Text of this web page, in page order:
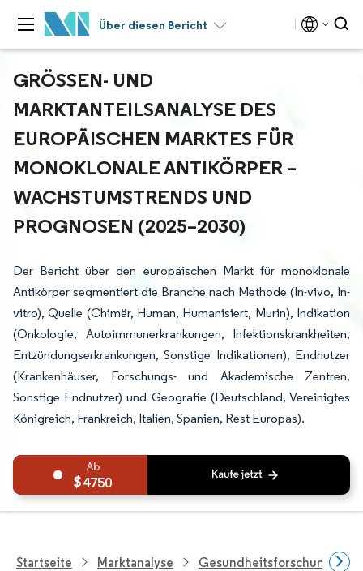
Über diesen Bericht
GRÖSSEN- UND M
ARKTANTEILSANALYSE DES E
UROPÄISCHEN MARKTES FÜR M
ONOKLONALE ANTIKÖRPER – W
ACHSTUMSTRENDS UND P
ROGNOSEN (2025–2030)
Der Bericht über den europäischen Markt für monoklonale
Antikörper segmentiert die Branche nach Methode (In-vivo, In-
vitro), Quelle (Chimär, Human, Humanisiert, Murin), Indikation
(Onkologie, Autoimmunerkrankungen, Infektionskrankheiten,
Entzündungserkrankungen, Sonstige Indikationen), Endnutzer
(Krankenhäuser, Forschungs- und Akademische Zentren,
Sonstige Endnutzer) und Geografie (Deutschland, Vereinigtes
Königreich, Frankreich, Italien, Spanien, Rest Europas).
4750
Startseite Marktanalyse Gesundheitsforschung